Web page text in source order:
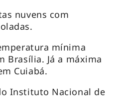
nuvens com
mínima
Brasília. Já a máxima
Cuiabá.
Instituto Nacional de